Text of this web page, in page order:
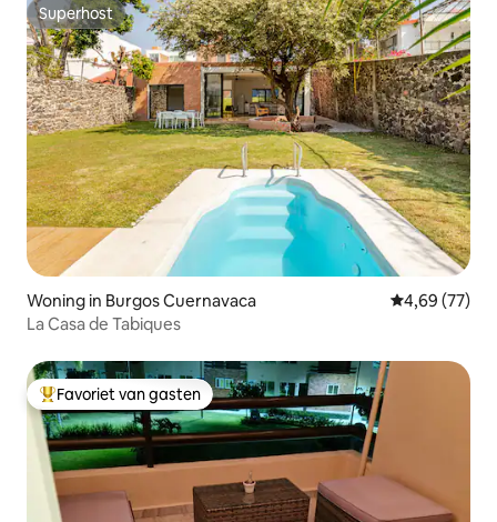
Superhost
Superhost
Woning in Burgos Cuernavaca Gemiddelde
4,69 (77)
La Casa de Tabiques
Topfavoriet van gasten
Favoriet van gasten